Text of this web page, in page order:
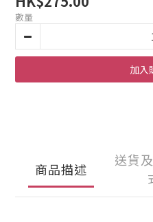
數量
加入
商品描述
送貨